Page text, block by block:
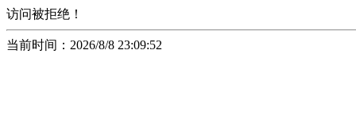
访问被拒绝！
当前时间：2026/8/8 23:09:52